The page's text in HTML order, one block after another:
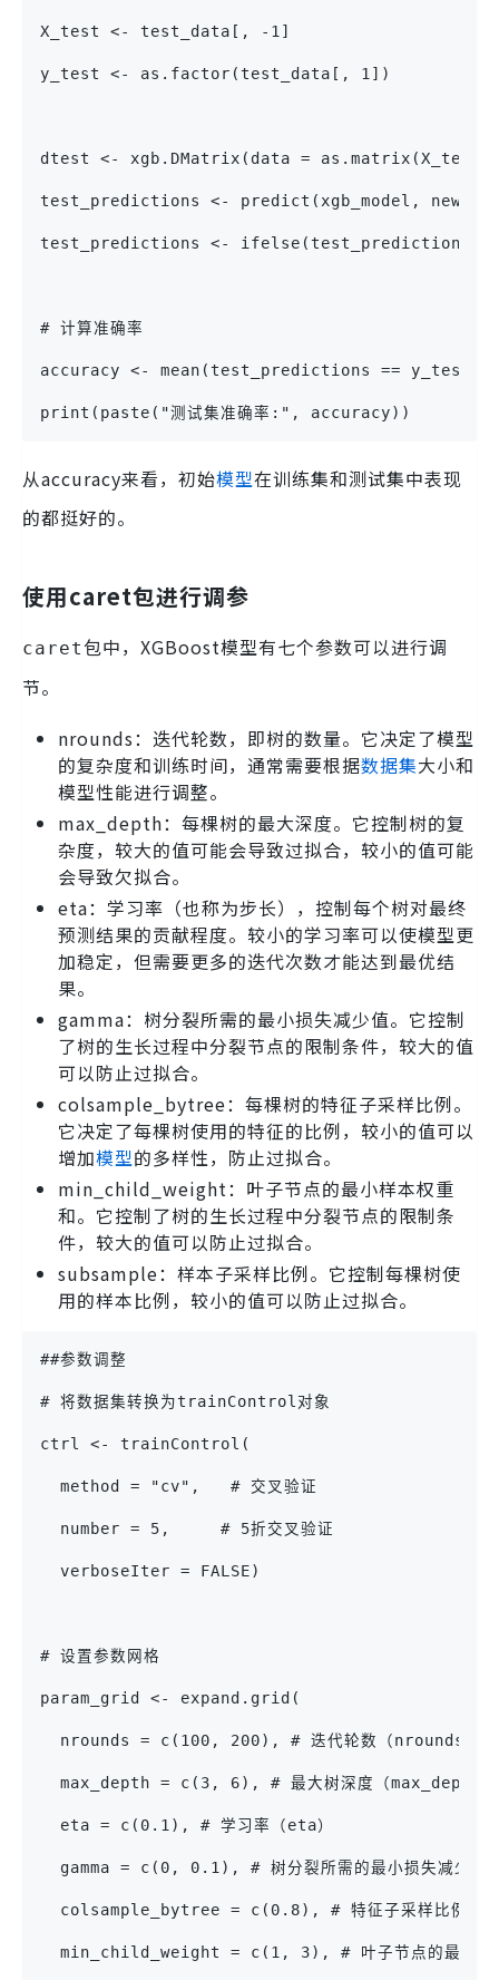
X_test <- test_data[, -1]
y_test <- as.factor(test_data[, 1])
dtest <- xgb.DMatrix(data =
test_predictions <- predict(xgb_model,
test_predictions <- ifelse(test_predictions >
# 计算准确率
accuracy <- mean(test_predictions == y_test)
print(paste("测试集准确率:", accuracy))
从accuracy来看，初始模型在训练集和测试集中表现
的都挺好的。
使用caret包进行调参
caret包中，XGBoost模型有七个参数可以进行调
节。
nrounds：迭代轮数，即树的数量。它决定了模型
的复杂度和训练时间，通常需要根据数据集大小和
模型性能进行调整。
max_depth：每棵树的最大深度。它控制树的复
杂度，较大的值可能会导致过拟合，较小的值可能
会导致欠拟合。
eta：学习率（也称为步长），控制每个树对最终
预测结果的贡献程度。较小的学习率可以使模型更
加稳定，但需要更多的迭代次数才能达到最优结
果。
gamma：树分裂所需的最小损失减少值。它控制
了树的生长过程中分裂节点的限制条件，较大的值
可以防止过拟合。
colsample_bytree：每棵树的特征子采样比例。
它决定了每棵树使用的特征的比例，较小的值可以
增加模型的多样性，防止过拟合。
min_child_weight：叶子节点的最小样本权重
和。它控制了树的生长过程中分裂节点的限制条
件，较大的值可以防止过拟合。
subsample：样本子采样比例。它控制每棵树使
用的样本比例，较小的值可以防止过拟合。
##参数调整
# 将数据集转换为trainControl对象
ctrl <- trainControl(
  method = "cv",   # 交叉验证
  number = 5,     # 5折交叉验证
  verboseIter = FALSE)
# 设置参数网格
param_grid <- expand.grid(
  nrounds = c(100, 200), # 迭代轮数（nrounds）
  max_depth = c(3, 6), # 最大树深度（max_depth）
  eta = c(0.1), # 学习率（eta）
  gamma = c(0, 0.1), # 树分裂所需的最小损失减少值
colsample_bytree = c(0.8), # 特征子采样比例（
min_child_weight = c(1, 3), # 叶子节点的最小